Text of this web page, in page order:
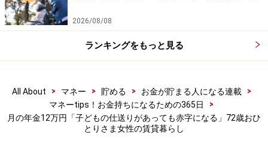
「年金生活と貯金」に関するエピソードを
募集中です
年金暮らしでの貯金について、皆さんのリアルなエピソ
ードをお寄せください。投稿はこちらから
ーーーーーーーーーーーーーーーー
2026/08/08
ランキングをもっと見る
All About > マネー > 貯める > お金が貯まる人になる連載
>
マネーtips！お金持ちになるための365日
>
月の年金12万円「子どもの仕送りがあっても赤字になる」72歳おひ
とりさま女性の賃貸暮らし